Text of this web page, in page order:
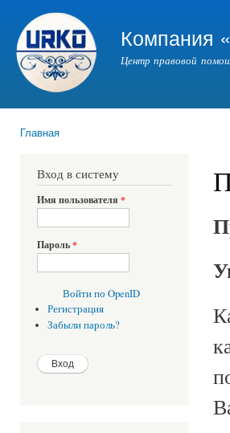
Компания
Центр правовой
Главная
Вход в систему
Имя пользователя *
Пароль*
Войти по OpenID
Регистрация
Забыли пароль?